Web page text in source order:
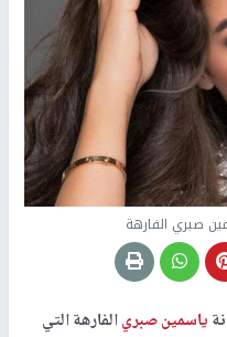
صبري الفارهة
ياسمين صبريالفارهة التي